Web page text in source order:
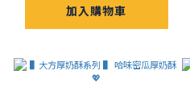
加入購物車